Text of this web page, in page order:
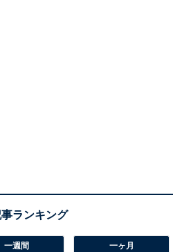
一週間 一ヶ月